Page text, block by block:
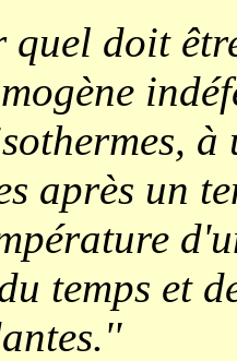
quel doit
après un
temps et